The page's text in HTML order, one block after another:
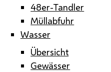
48er-Tandler
Müllabfuhr
Wasser
Übersicht
Gewässer